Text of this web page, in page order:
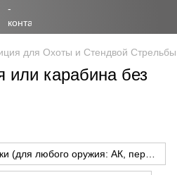
для Охоты и Стендвой Стрельбы
или карабина без